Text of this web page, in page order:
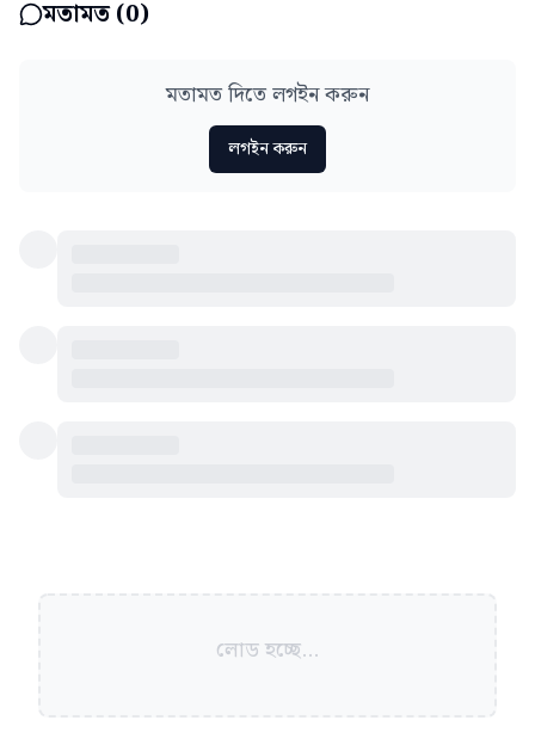
মতামত (0)
মতামত দিতে লগইন করুন
লগইন করুন
লোড হচ্ছে...